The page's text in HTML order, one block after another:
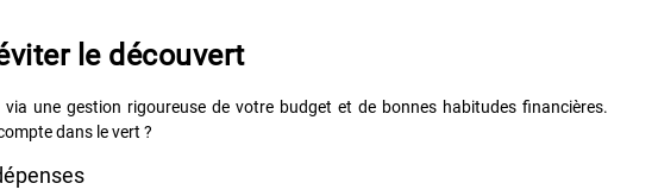
le découvert
une gestion rigoureuse de votre budget et de bonnes habitudes financières.
dans le vert ?